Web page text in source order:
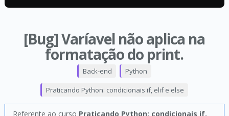
[Bug] Varíavel não aplica na
formatação do print.
Back-end Python
Praticando Python: condicionais if, elif e else
Referente ao curso Praticando Python: condicionais if,